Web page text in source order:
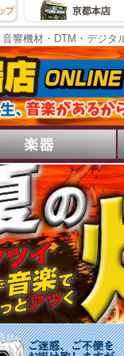
響機材・DTM・デジ